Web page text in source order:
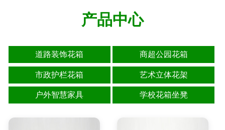
产品中心
道路装饰花箱 商超公园花箱
市政护栏花箱 艺术立体花架
户外智慧家具 学校花箱坐凳